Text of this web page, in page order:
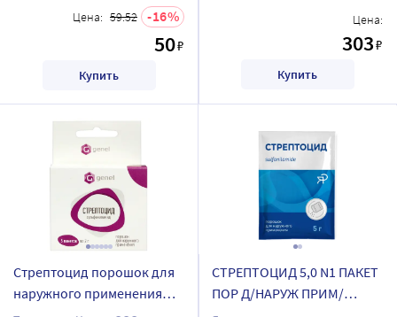
Цена: 59.52 16
50₽
Купить
Цена:
303₽
Купить
Стрептоцид порошок для
наружного применения
СТРЕПТОЦИД 5,0 N1 ПАКЕТ
ПОР Д/НАРУЖ ПРИМ/